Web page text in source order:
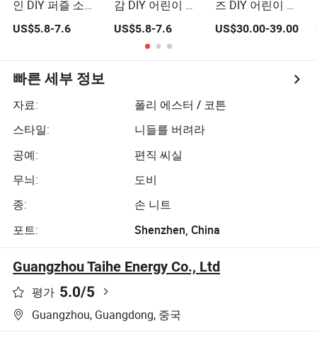
인 DIY 퍼즐 소형
US$5.8-7.6
감 DIY 어린이 창
US$5.8-7.6
즈 DIY 어린이 창
장난감
US$30.00-39.00
빠른 세부 정보
자료:
폴리 에스터 / 코튼
스타일:
니들를 버려라
공예:
편직 씨실
무늬:
도비
종:
손 니트
포트:
Shenzhen, China
Guangzhou Taihe Energy Co., Ltd
평가 5.0/5
Guangzhou, Guangdong, 중국